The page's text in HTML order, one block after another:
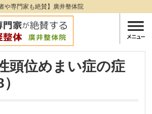
や専門家も絶賛】廣井整体院
頭位めまい症の症